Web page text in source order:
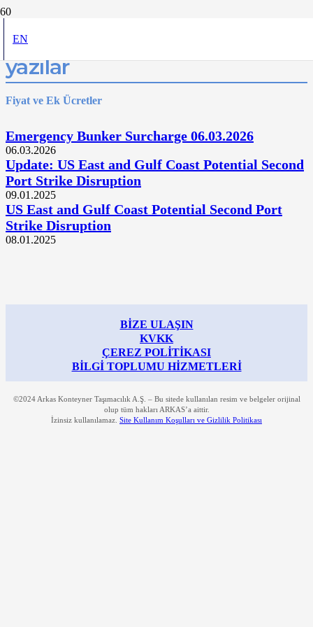
EN
admin tarafından yazılan
yazılar
Fiyat ve Ek Ücretler
Emergency Bunker Surcharge 06.03.2026
06.03.2026
Update: US East and Gulf Coast Potential Second
Port Strike Disruption
09.01.2025
US East and Gulf Coast Potential Second Port
Strike Disruption
08.01.2025
BİZE ULAŞIN
KVKK
ÇEREZ POLİTİKASI
BİLGİ TOPLUMU HİZMETLERİ
©2024 Arkas Konteyner Taşımacılık A.Ş. – Bu sitede kullanılan resim ve belgeler orijinal
olup tüm hakları ARKAS’a aittir.
İzinsiz kullanılamaz. Site Kullanım Koşulları ve Gizlilik Politikası